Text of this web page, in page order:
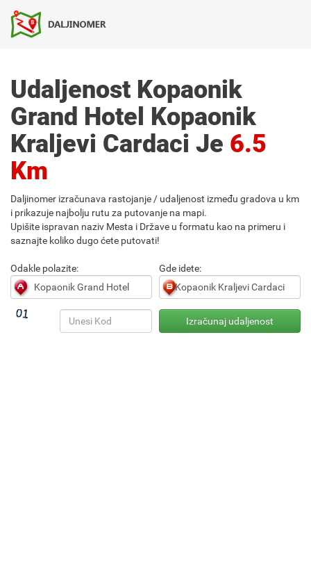
Udaljenost Kopaonik
Grand Hotel Kopaonik
Kraljevi Cardaci Je 6.5
Km
Daljinomer izračunava rastojanje / udaljenost između gradova u km
i prikazuje najbolju rutu za putovanje na mapi.
Upišite ispravan naziv Mesta i Države u formatu kao na primeru i
saznajte koliko dugo ćete putovati!
Odakle polazite: Gde idete: